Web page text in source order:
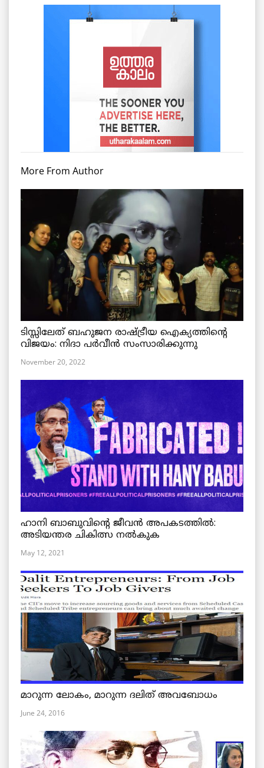
More From Author
ടിസ്സിലേത് ബഹുജന രാഷ്ട്രീയ ഐക്യത്തിന്റെ
വിജയം: നിദാ പർവീൻ സംസാരിക്കുന്നു
November 20, 2022
ഹാനി ബാബുവിന്റെ ജീവൻ അപകടത്തിൽ:
അടിയന്തര ചികിത്സ നൽകുക
May 12, 2021
മാറുന്ന ലോകം, മാറുന്ന ദലിത് അവബോധം
June 24, 2016